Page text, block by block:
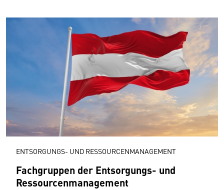
ENTSORGUNGS- UND RESSOURCENMANAGEMENT
Fachgruppen der Entsorgungs- und
Ressourcen­management